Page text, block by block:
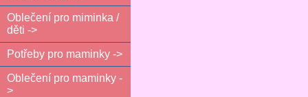
Oblečení pro miminka /
děti ->
Potřeby pro maminky ->
Oblečení pro maminky -
>